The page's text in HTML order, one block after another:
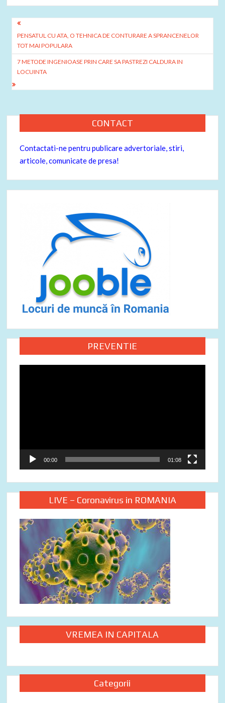
b
o
k
er es je
ă
Navigare
în
articole
PENSATUL CU ATA, O TEHNICA DE CONTURARE A SPRANCENELOR
TOT MAI POPULARA
7 METODE INGENIOASE PRIN CARE SA PASTREZI CALDURA IN
LOCUINTA
CONTACT
Contactati-ne pentru publicare advertoriale, stiri,
articole, comunicate de presa!
PREVENTIE
00:00 01:08
LIVE – Coronavirus in ROMANIA
VREMEA IN CAPITALA
Categorii